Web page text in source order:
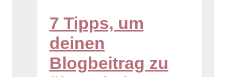
7 Tipps, um
deinen
Blogbeitrag zu